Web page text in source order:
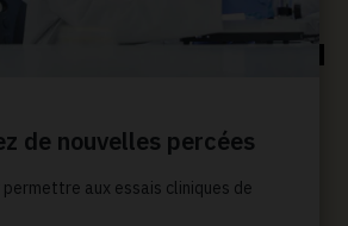
joint sa voix à
Société
du cancer